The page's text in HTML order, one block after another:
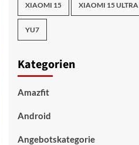
XIAOMI 15 XIAOMI 15 ULTRA
YU7
Kategorien
Amazfit
Android
Angebotskategorie